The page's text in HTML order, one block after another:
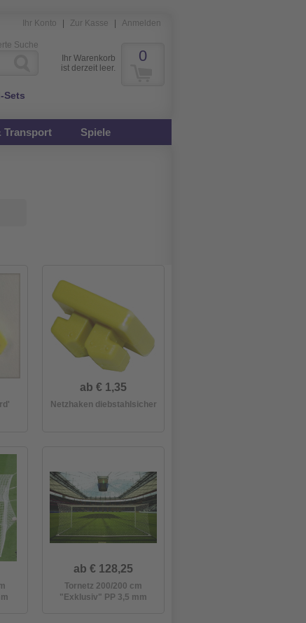
Ihr Konto Zur Kasse Anmelden
Suche
Sets
Ihr Warenkorb
ist derzeit leer.
0
Transport Spiele
ab € 1,35
Netzhaken diebstahlsicher
ab € 128,25
Tornetz 200/200 cm
"Exklusiv" PP 3,5 mm